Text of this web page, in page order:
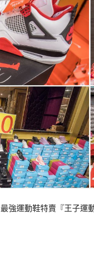
強運動鞋特賣『王子運